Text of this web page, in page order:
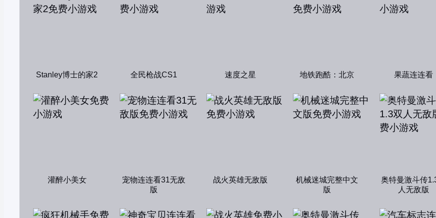
Stanley博士的家2 全民枪战CS1 速度之星 地铁跑酷：北京 果蔬连连看
灌醉小美女
宠物连连看31无敌
版
战火英雄无敌版
机械迷城完整中文
版
奥特曼激斗传
人无敌版